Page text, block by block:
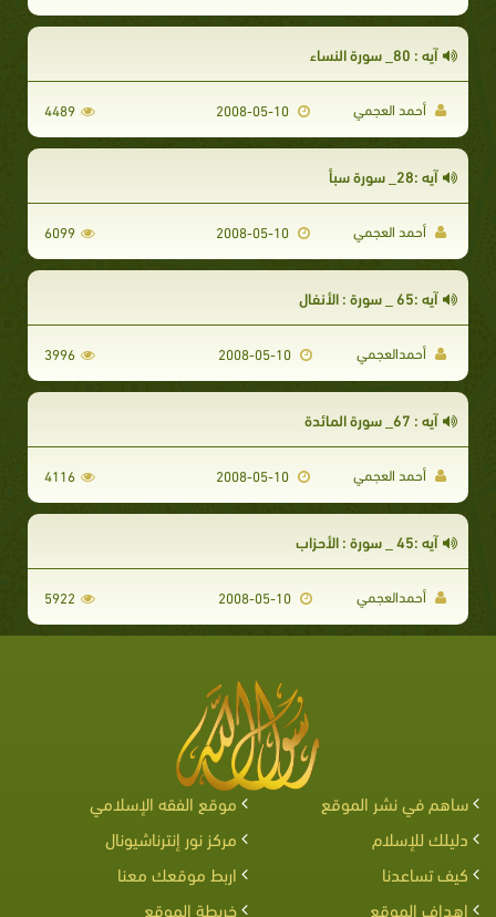
آيه : 80_ سورة النساء
أحمد العجمي 2008-05-10
4489
آيه :28_ سورة سبأ
أحمد العجمي 2008-05-10
6099
آيه :65 _ سورة : الأنفال
أحمدالعجمي 2008-05-10
3996
آيه : 67_ سورة المائدة
أحمد العجمي 2008-05-10
4116
آيه :45 _ سورة : الأحزاب
أحمدالعجمي 2008-05-10
5922
ساهم في نشر الموقع
موقع الفقه الإسلامي
دليلك للإسلام
مركز نور إنترناشيونال
كيف تساعدنا
اربط موقعك معنا
اهداف الموقع
خريطة الموقع